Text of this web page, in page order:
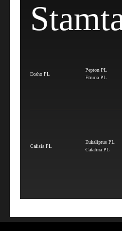
Ecaho PL
Pepton PL
Etruria PL
Calisia PL
Eukaliptus PL
Catalina PL